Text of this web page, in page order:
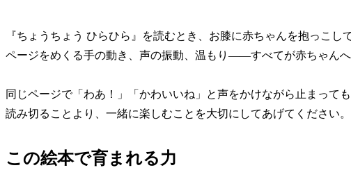
『ちょうちょう ひらひら』を読むとき、お膝に赤ちゃんを抱っこし
ページをめくる手の動き、声の振動、温もり——すべてが赤ちゃんへ
同じページで「わあ！」「かわいいね」と声をかけながら止まっても
読み切ることより、一緒に楽しむことを大切にしてあげてください。
この絵本で育まれる力